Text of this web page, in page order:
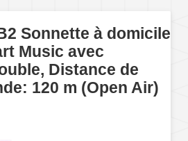
Sonnette à domicile
Music avec
Distance de
120 m (Open Air)